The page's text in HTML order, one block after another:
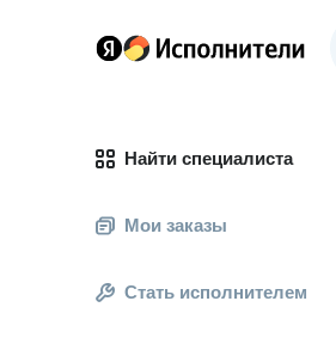
Найти специалиста
Мои заказы
Стать исполнителем